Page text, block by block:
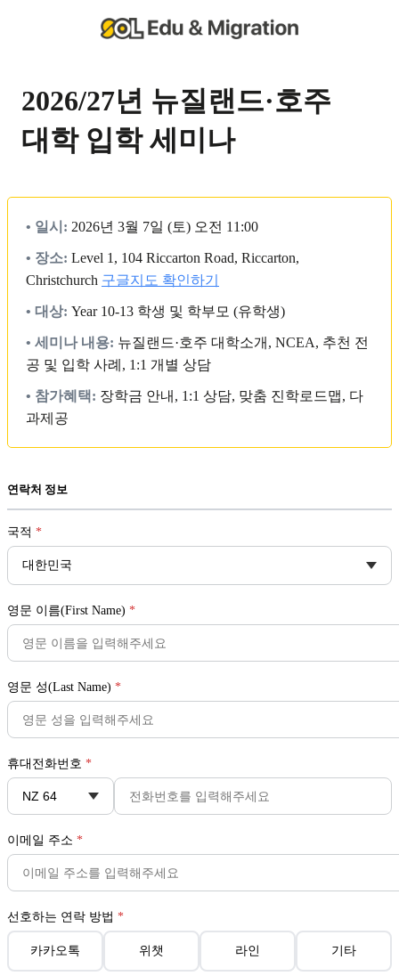
2026/27년 뉴질랜드·호주
대학 입학 세미나
• 일시: 2026년 3월 7일 (토) 오전 11:00
• 장소: Level 1, 104 Riccarton Road, Riccarton,
Christchurch 구글지도 확인하기
• 대상: Year 10-13 학생 및 학부모 (유학생)
• 세미나 내용: 뉴질랜드·호주 대학소개, NCEA, 추천 전
공 및 입학 사례, 1:1 개별 상담
• 참가혜택: 장학금 안내, 1:1 상담, 맞춤 진학로드맵, 다
과제공
연락처 정보
국적 *
영문 이름(First Name) *
영문 성(Last Name) *
휴대전화번호 *
이메일 주소 *
선호하는 연락 방법 *
카카오톡 위챗 라인 기타